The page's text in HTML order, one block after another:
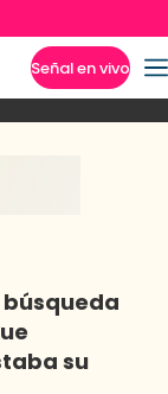
Señal en vivo
PolíticaEspectáculo
su